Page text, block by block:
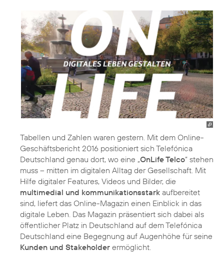
Tabellen und Zahlen waren gestern. Mit dem Online-
Geschäftsbericht 2016 positioniert sich Telefónica
Deutschland genau dort, wo eine „OnLife Telco“ stehen
muss – mitten im digitalen Alltag der Gesellschaft. Mit
Hilfe digitaler Features, Videos und Bilder, die
multimedial und kommunikationsstark aufbereitet
sind, liefert das Online-Magazin einen Einblick in das
digitale Leben. Das Magazin präsentiert sich dabei als
öffentlicher Platz in Deutschland auf dem Telefónica
Deutschland eine Begegnung auf Augenhöhe für seine
Kunden und Stakeholder ermöglicht.